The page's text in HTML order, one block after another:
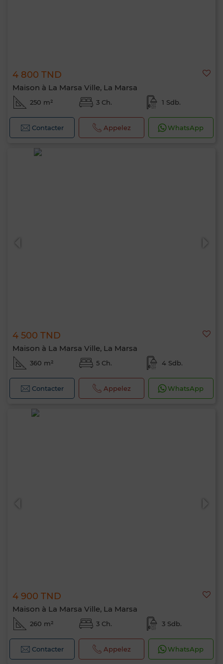
4 800 TND
Maison à La Marsa Ville, La Marsa
250 m² 3 Ch. 1 Sdb.
Contacter Appelez WhatsApp
4 500 TND
Maison à La Marsa Ville, La Marsa
360 m² 5 Ch. 4 Sdb.
Contacter Appelez WhatsApp
4 900 TND
Maison à La Marsa Ville, La Marsa
260 m² 3 Ch. 3 Sdb.
Contacter Appelez WhatsApp